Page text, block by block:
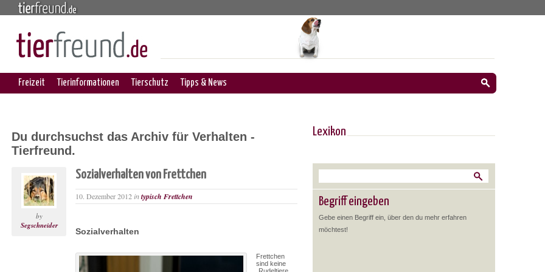
Freizeit Tierinformationen Tierschutz Tipps & News
Du durchsuchst das Archiv für Verhalten -
Tierfreund.
by
Segschneider
Sozialverhalten von Frettchen
10. Dezember 2012intypisch Frettchen
Sozialverhalten
Frettchen
sind keine
Lexikon
Begriff eingeben
Gebe einen Begriff ein, über den du mehr erfahren
möchtest!